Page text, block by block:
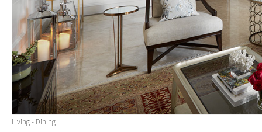
Living - Dining